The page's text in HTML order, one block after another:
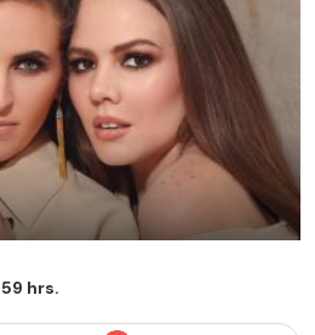
hrs.